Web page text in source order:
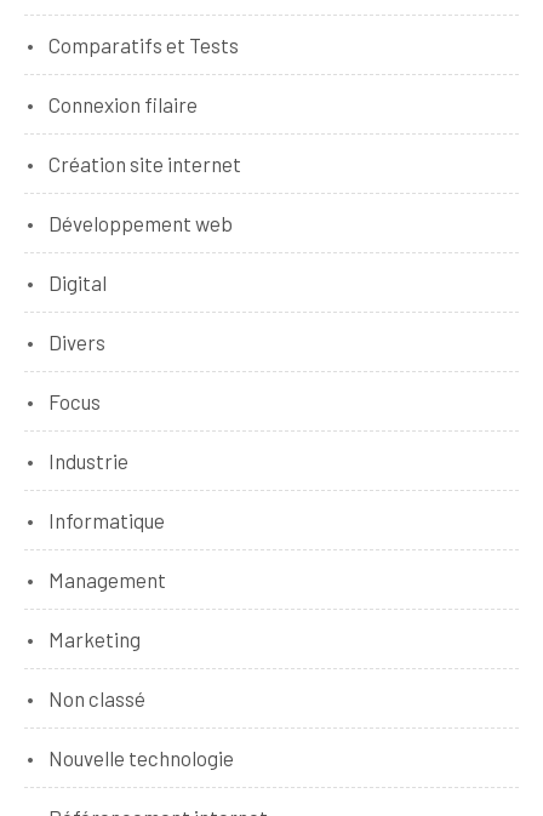
Comparatifs et Tests
Connexion filaire
Création site internet
Développement web
Digital
Divers
Focus
Industrie
Informatique
Management
Marketing
Non classé
Nouvelle technologie